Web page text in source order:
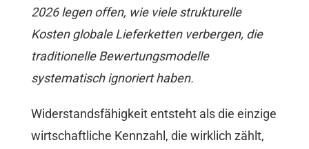
2026 legen offen, wie viele strukturelle
Kosten globale Lieferketten verbergen, die
traditionelle Bewertungsmodelle
systematisch ignoriert haben.
Widerstandsfähigkeit entsteht als die einzige
wirtschaftliche Kennzahl, die wirklich zählt,